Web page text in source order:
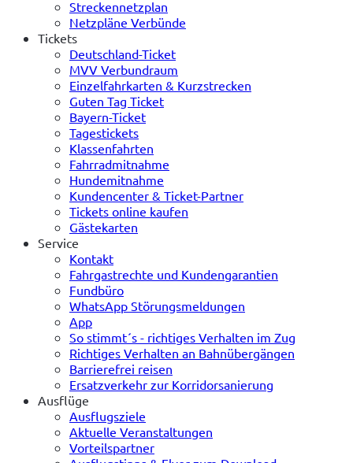
Streckennetzplan
Netzpläne Verbünde
Tickets
Deutschland-Ticket
MVV Verbundraum
Einzelfahrkarten & Kurzstrecken
Guten Tag Ticket
Bayern-Ticket
Tagestickets
Klassenfahrten
Fahrradmitnahme
Hundemitnahme
Kundencenter & Ticket-Partner
Tickets online kaufen
Gästekarten
Service
Kontakt
Fahrgastrechte und Kundengarantien
Fundbüro
WhatsApp Störungsmeldungen
App
So stimmt´s - richtiges Verhalten im Zug
Richtiges Verhalten an Bahnübergängen
Barrierefrei reisen
Ersatzverkehr zur Korridorsanierung
Ausflüge
Ausflugsziele
Aktuelle Veranstaltungen
Vorteilspartner